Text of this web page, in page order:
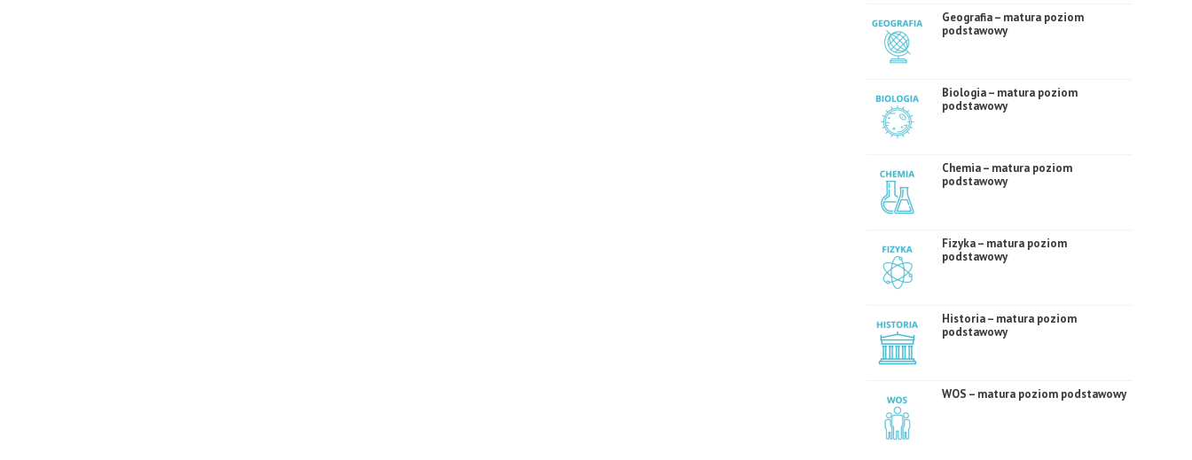
Geografia – matura poziom
podstawowy
Biologia – matura poziom
podstawowy
Chemia – matura poziom
podstawowy
Fizyka – matura poziom
podstawowy
Historia – matura poziom
podstawowy
WOS – matura poziom podstawowy